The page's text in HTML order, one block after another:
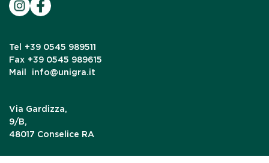
Tel
+39 0545 989511
Fax +39 0545 989615
Mail
info@unigra.it
Via Gardizza,
9/B,
48017 Conselice RA